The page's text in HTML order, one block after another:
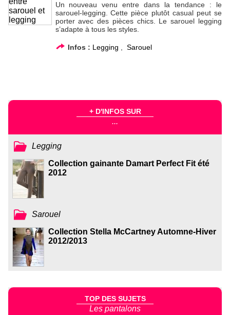
Un nouveau venu entre dans la tendance : le
sarouel-legging. Cette pièce plutôt casual peut se
porter avec des pièces chics. Le sarouel legging
s’adapte à tous les styles.
Infos : Legging Sarouel
+ D'INFOS SUR
...
Legging
Collection gainante Damart Perfect Fit été
2012
Sarouel
Collection Stella McCartney Automne-Hiver
2012/2013
TOP DES SUJETS
Les pantalons